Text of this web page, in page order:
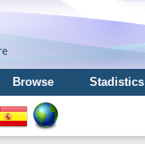
Browse Stadistics